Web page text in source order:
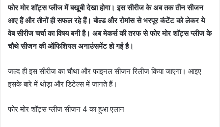
फोर मोर शॉट्स प्लीज में बखूबी देखा होगा। इस सीरीज के अब तक तीन सीजन
आए हैं और तीनों ही सफल रहे हैं। बोल्ड और रोमांस से भरपूर कंटेंट को लेकर ये
वेब सीरीज चर्चा का विषय बनी है। अब मेकर्स की तरफ से फोर मोर शॉट्स प्लीज के
चौथे सीजन की ऑफिशियल अनाउंसमेंट हो गई है।
जल्द ही इस सीरीज का चौथा और फाइनल सीजन रिलीज किया जाएगा। आइए
इसके बारे में थोड़ा और डिटेल्स में जानते हैं।
फोर मोर शॉट्स प्लीज सीजन 4 का हुआ एलान